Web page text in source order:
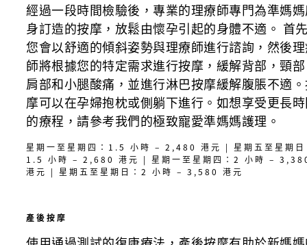
經過一段時間檢驗後，專業的理療師專門為準媽
身訂造的按摩，放鬆由懷孕引起的身體不適。 首
您會以舒適的傾斜姿勢與理療師進行諮詢，然後
師將根據您的特定需求進行按摩，緩解背部，頸
肩部和小腿酸痛，並進行淋巴按摩緩解腹脹不適
摩可以在孕婦抱枕或側躺下進行。如想享受更長
的療程，請參考我們的極致寵愛準媽媽護理。
星期一至星期四：1.5 小時 – 2,480 港元 | 星期五至星期日
1.5 小時 – 2,680 港元 | 星期一至星期四：2 小時 –
港元 | 星期五至星期日：2 小時 – 3,580 港元
產後按摩